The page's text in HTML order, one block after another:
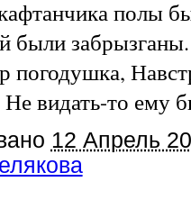
полы
были
погодушка,
видать-то ему
12 Апрель